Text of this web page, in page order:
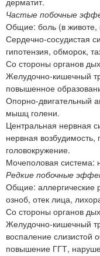
Частые побочные
Общие: боль (в животе,
Сердечно-сосудистая
гипотензия, обморок,
Со стороны органов
Желудочно-кишечный
повышенное
Опорно-двигательный
мышц голени.
Центральная нервная
нервная возбудимость,
головокружение.
Мочеполовая система:
Редкие побочные
Общие: аллергические
озноб, отек лица,
Со стороны органов
Желудочно-кишечный
воспаление слизистой
повышение ГГТ,